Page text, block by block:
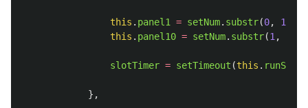
this . panel1 = setNum. substr(0, 1
this . panel10 = setNum. substr(1 ,
slotTimer = setTimeout (this . runSlot
},